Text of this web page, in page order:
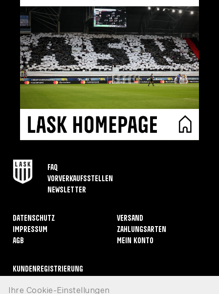
FAQ
Vorverkaufsstellen
Newsletter
Datenschutz
Impressum
AGB
Versand
Zahlungsarten
Mein Konto
Kundenregistrierung
Widerruf erklären
Ihre Cookie-Einstellungen